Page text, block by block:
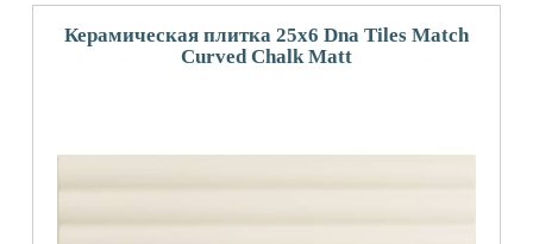
Керамическая плитка 25x6 Dna Tiles Match
Curved Chalk Matt